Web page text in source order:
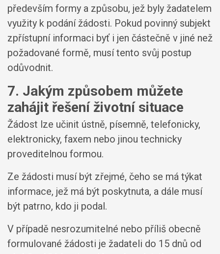
především formy a způsobu, jež byly žadatelem
využity k podání žádosti. Pokud povinný subjekt
zpřístupní informaci byť i jen částečně v jiné než
požadované formě, musí tento svůj postup
odůvodnit.
7. Jakým způsobem můžete
zahájit řešení životní situace
Žádost lze učinit ústně, písemně, telefonicky,
elektronicky, faxem nebo jinou technicky
proveditelnou formou.
Ze žádosti musí být zřejmé, čeho se má týkat
informace, jež má být poskytnuta, a dále musí
být patrno, kdo ji podal.
V případě nesrozumitelné nebo příliš obecně
formulované žádosti je žadateli do 15 dnů od